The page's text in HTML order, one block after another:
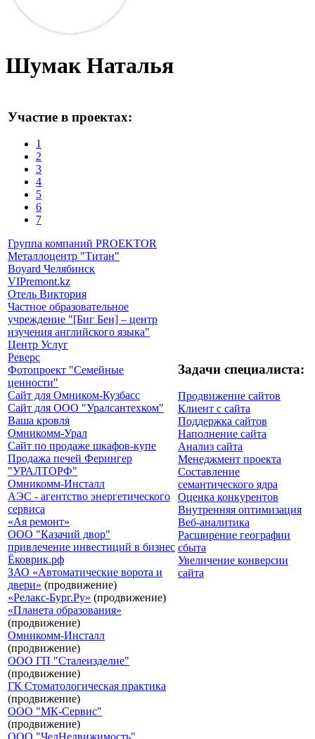
Шумак Наталья
Участие в проектах:
1
2
3
4
5
6
7
Группа компаний PROEKTOR
Металлоцентр "Титан"
Boyard Челябинск
VIPremont.kz
Отель Виктория
Частное образовательное
учреждение "[Биг Бен] – центр
изучения английского языка"
Центр Услуг
Реверс
Фотопроект "Семейные
ценности"
Сайт для Омником-Кузбасс
Сайт для ООО "Уралсантехком"
Ваша кровля
Омникомм-Урал
Сайт по продаже шкафов-купе
Продажа печей Ферингер
"УРАЛТОРФ"
Омникомм-Инсталл
АЭС - агентство энергетического
сервиса
«Ая ремонт»
ООО "Казачий двор"
привлечение инвестиций в бизнес
Ёковрик.рф
ЗАО «Автоматические ворота и
двери» (продвижение)
«Релакс-Бург.Ру» (продвижение)
«Планета образования»
(продвижение)
Омникомм-Инсталл
(продвижение)
ООО ГП "Сталеизделие"
(продвижение)
ГК Стоматологическая практика
(продвижение)
ООО "МК-Сервис"
(продвижение)
Задачи специалиста:
Продвижение сайтов
Клиент с сайта
Поддержка сайтов
Наполнение сайта
Анализ сайта
Менеджмент проекта
Составление
семантического ядра
Оценка конкурентов
Внутренняя оптимизация
Веб-аналитика
Расширение географии
сбыта
Увеличение конверсии
сайта